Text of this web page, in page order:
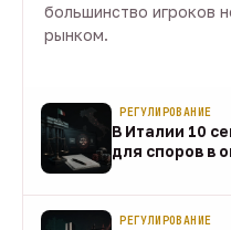
большинство игроков
рынком.
РЕГУЛИРОВАНИЕ
В Италии 10
для споров в
РЕГУЛИРОВАНИЕ